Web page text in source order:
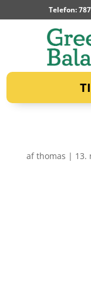
Telefon:
afthomas | 13.